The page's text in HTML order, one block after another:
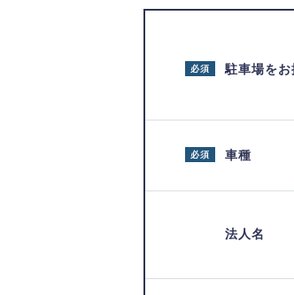
駐車場を
必須
車種
必須
法人名